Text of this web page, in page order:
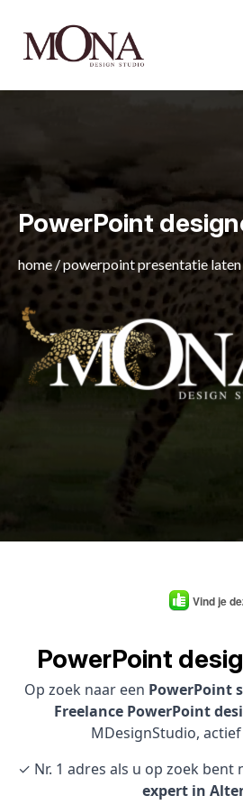
PowerPoint
home/powerpoint presentatie laten
Vind je
PowerPoint
Op zoek naar een PowerPoint
Freelance PowerPoint
MDesignStudio,
✓ Nr. 1 adres als u op zoek bent
expert in